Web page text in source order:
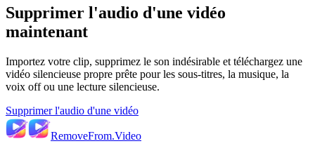
Supprimer l'audio d'une vidéo
maintenant
Importez votre clip, supprimez le son indésirable et téléchargez une
vidéo silencieuse propre prête pour les sous-titres, la musique, la
voix off ou une lecture silencieuse.
Supprimer l'audio d'une vidéo
RemoveFrom.Video